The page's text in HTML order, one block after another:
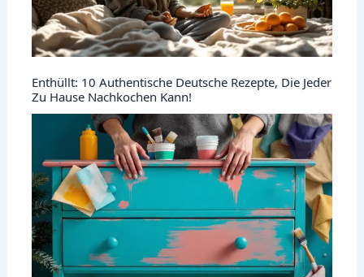
Enthüllt: 10 Authentische Deutsche Rezepte, Die Jeder
Zu Hause Nachkochen Kann!